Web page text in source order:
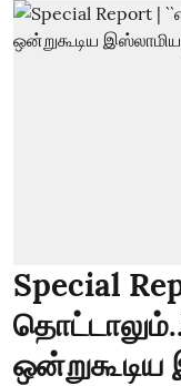
Special